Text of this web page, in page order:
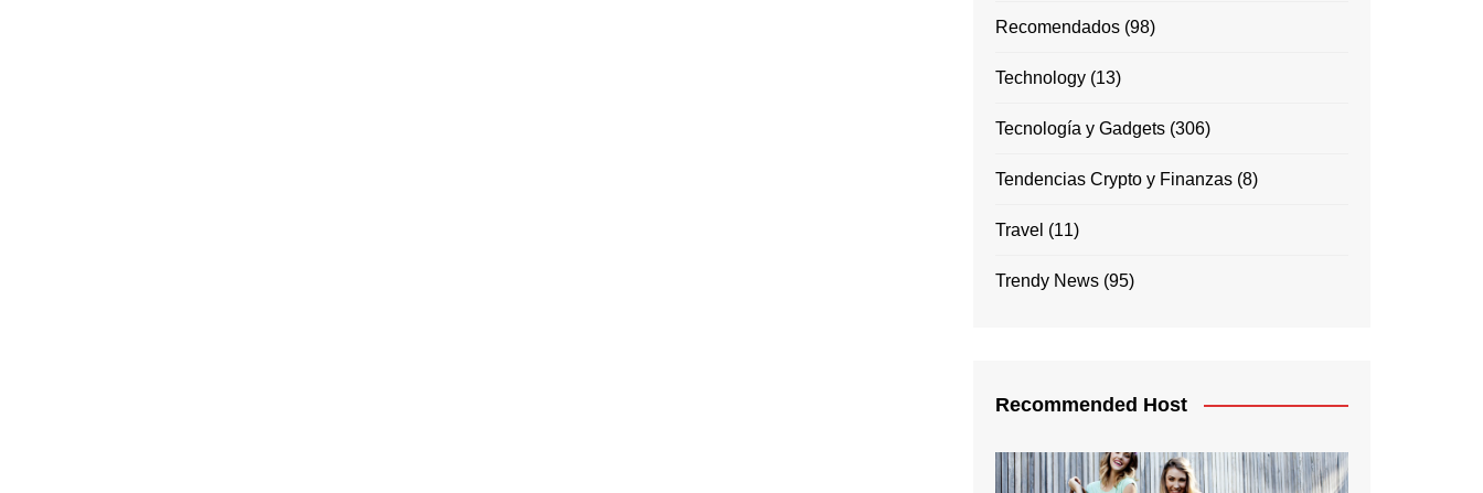
Recomendados (98)
Technology (13)
Tecnología y Gadgets (306)
Tendencias Crypto y Finanzas (8)
Travel (11)
Trendy News (95)
Recommended Host